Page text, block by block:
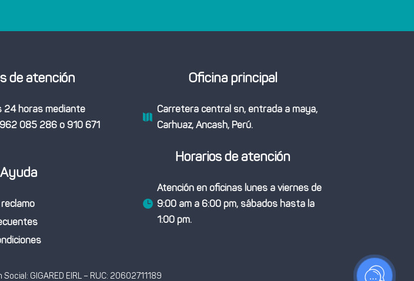
de atención
24 horas mediante
085 286 o 910 671
Ayuda
Oficina principal

Carretera central sn, entrada a maya,
Carhuaz, Ancash, Perú.
Horarios de atención

Atención en oficinas lunes a viernes de
9:00 am a 6:00 pm, sábados hasta la
1:00 pm.
GIGARED EIRL – RUC: 20602711189